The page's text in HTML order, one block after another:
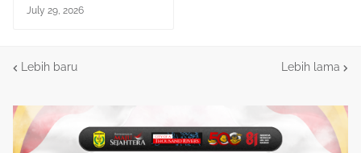
July 29, 2026
Lebih baru Lebih lama